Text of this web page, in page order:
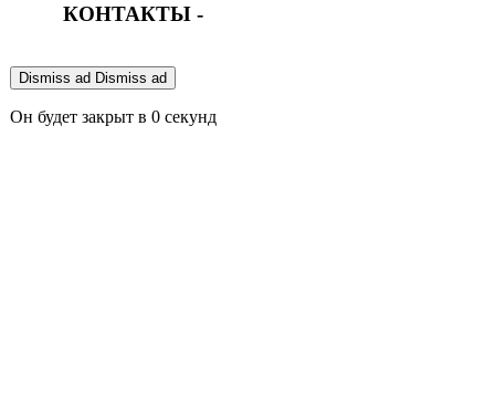
КОНТАКТЫ -
Dismiss ad Dismiss ad
Он будет закрыт в 0 секунд